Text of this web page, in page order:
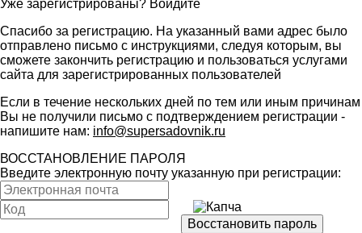
Уже зарегистрированы? Войдите
Спасибо за регистрацию. На указанный вами адрес было
отправлено письмо с инструкциями, следуя которым, вы
сможете закончить регистрацию и пользоваться услугами
сайта для зарегистрированных пользователей
Если в течение нескольких дней по тем или иным причинам
Вы не получили письмо с подтверждением регистрации -
напишите нам: info@supersadovnik.ru
ВОССТАНОВЛЕНИЕ ПАРОЛЯ
Введите электронную почту указанную при регистрации: